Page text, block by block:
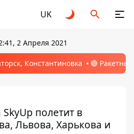
UK
2 Апреля 2021
Константиновка 🔴
полетит в
Львова, Харькова и